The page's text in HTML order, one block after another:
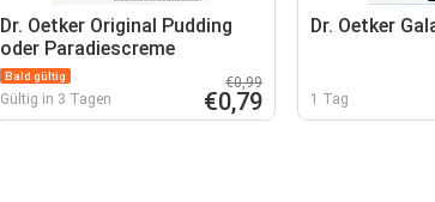
Dr. Oetker Original Pudding
oder Paradiescreme
Bald gültig
Gültig in 3 Tagen
€0,99
€0,79
Dr. Oetker
1 Tag